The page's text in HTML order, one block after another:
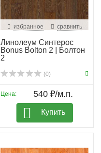
избранное сравнить
Линолеум Синтерос
Bonus Bolton 2 | Болтон
2
(0)
Цена: 540 ₽/м.п.
Купить